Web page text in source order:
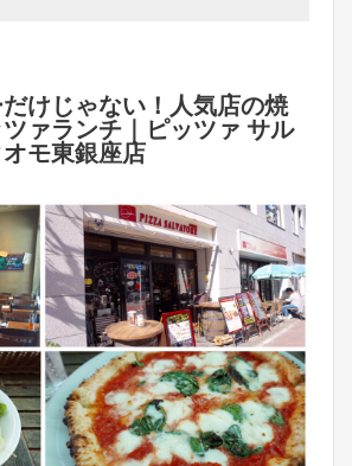
けじゃない！人気店の焼
ァランチ｜ピッツァ サル
モ東銀座店